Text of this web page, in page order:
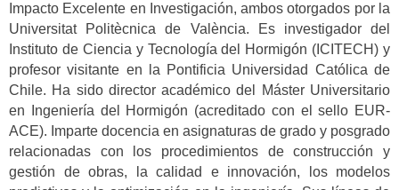
Impacto Excelente en Investigación, ambos otorgados por la
Universitat Politècnica de València. Es investigador del
Instituto de Ciencia y Tecnología del Hormigón (ICITECH) y
profesor visitante en la Pontificia Universidad Católica de
Chile. Ha sido director académico del Máster Universitario
en Ingeniería del Hormigón (acreditado con el sello EUR-
ACE). Imparte docencia en asignaturas de grado y posgrado
relacionadas con los procedimientos de construcción y
gestión de obras, la calidad e innovación, los modelos